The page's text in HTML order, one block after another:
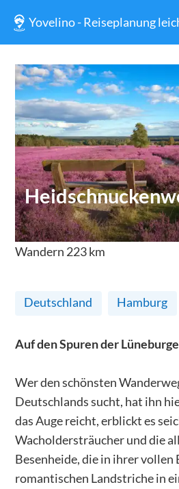
Yovelino - Reiseplanung
Wandern 223km
Deutschland Hamburg
Auf den Spuren der
Wer den schönsten
Deutschlands sucht, hat ihn
das Auge reicht, erblickt es
Wacholdersträucher und die
Besenheide, die in ihrer vollen
romantischen Landstriche in